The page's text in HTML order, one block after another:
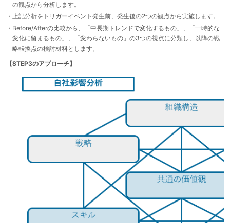
の観点から分析します。
・上記分析をトリガーイベント発生前、発生後の2つの観点から実施します。
・Before/Afterの比較から、「中長期トレンドで変化するもの」、「一時的な
変化に留まるもの」、「変わらないもの」の3つの視点に分類し、以降の戦
略転換点の検討材料とします。
【STEP3のアプローチ】